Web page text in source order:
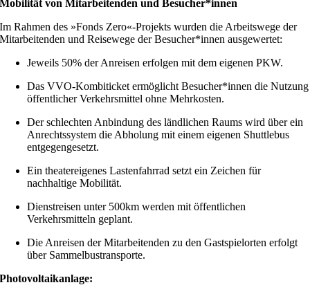
Mobilität von Mitarbeitenden und Besucher*innen
Im Rahmen des »Fonds Zero«-Projekts wurden die Arbeitswege der
Mitarbeitenden und Reisewege der Besucher*innen ausgewertet:
Jeweils 50% der Anreisen erfolgen mit dem eigenen PKW.
Das VVO-Kombiticket ermöglicht Besucher*innen die Nutzung
öffentlicher Verkehrsmittel ohne Mehrkosten.
Der schlechten Anbindung des ländlichen Raums wird über ein
Anrechtssystem die Abholung mit einem eigenen Shuttlebus
entgegengesetzt.
Ein theatereigenes Lastenfahrrad setzt ein Zeichen für
nachhaltige Mobilität.
Dienstreisen unter 500km werden mit öffentlichen
Verkehrsmitteln geplant.
Die Anreisen der Mitarbeitenden zu den Gastspielorten erfolgt
über Sammelbustransporte.
Photovoltaikanlage: